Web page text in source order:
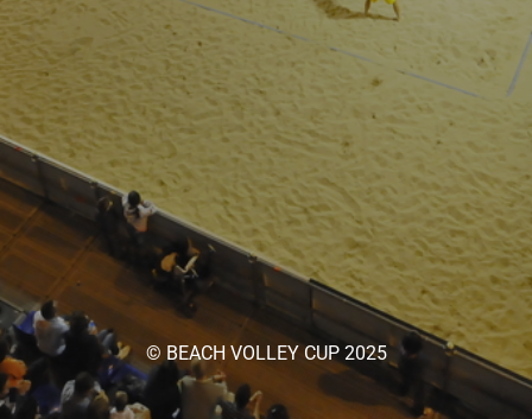
© BEACH VOLLEY CUP 2025